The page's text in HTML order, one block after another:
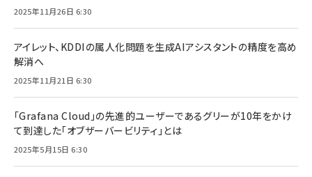
2025年11月26日 6:30
アイレット、KDDIの属人化問題を生成AIアシスタントの精度を高め
解消へ
2025年11月21日 6:30
「Grafana Cloud」の先進的ユーザーであるグリーが10年をかけ
て到達した「オブザーバービリティ」とは
2025年5月15日 6:30